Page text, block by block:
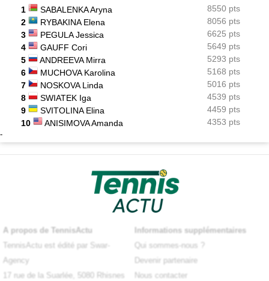
1 SABALENKA Aryna
8550 pts
2
RYBAKINA Elena
8056 pts
3
PEGULA Jessica
6625 pts
4
GAUFF Cori
5649 pts
5
ANDREEVA Mirra
5293 pts
6
MUCHOVA Karolina
5168 pts
7
NOSKOVA Linda
5016 pts
8
SWIATEK Iga
4539 pts
9
SVITOLINA Elina
4459 pts
10
ANISIMOVA Amanda 4353 pts
-
A propos de TennisActu
TennisActu est édité par Swar-
Agency
17 rue de la Suarlée, 5080 Rhisnes
Informations supplémentaires
Qui sommes-nous ?
Devenir partenaire
Nous contacter